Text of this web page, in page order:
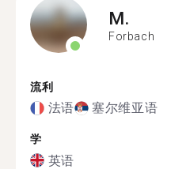
M.
Forbach
流利
法语 塞尔维亚语
学
英语